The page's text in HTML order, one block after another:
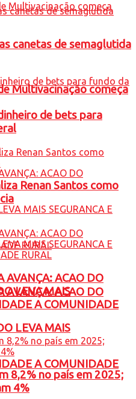
Multivacinação começa
AVANÇA: ACAO DO
LEVA MAIS
A COMUNIDADE
canetas de semaglutida
de bets para
Renan Santos como
AVANÇA: ACAO DO
LEVA MAIS
A COMUNIDADE
8,2% no país em 2025;
4%